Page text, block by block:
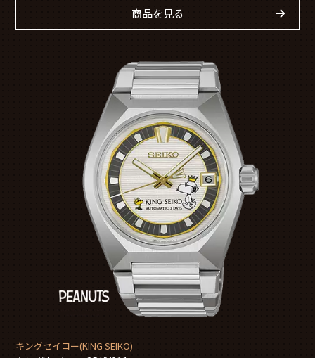
商品を見る
キングセイコー(KING SEIKO)